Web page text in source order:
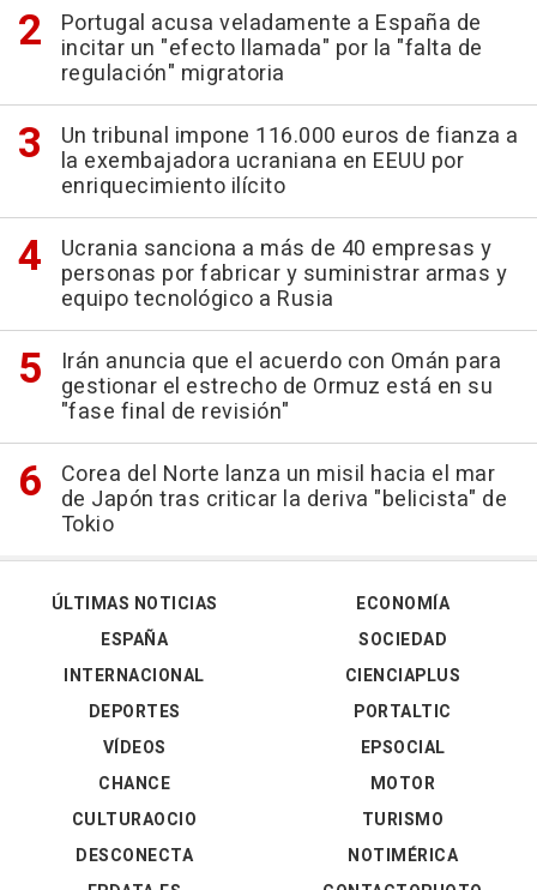
Portugal acusa veladamente a España de
incitar un "efecto llamada" por la "falta de
regulación" migratoria
Un tribunal impone 116.000 euros de fianza a
la exembajadora ucraniana en EEUU por
enriquecimiento ilícito
Ucrania sanciona a más de 40 empresas y
personas por fabricar y suministrar armas y
equipo tecnológico a Rusia
Irán anuncia que el acuerdo con Omán para
gestionar el estrecho de Ormuz está en su
"fase final de revisión"
Corea del Norte lanza un misil hacia el mar
de Japón tras criticar la deriva "belicista" de
Tokio
ÚLTIMAS NOTICIAS
ESPAÑA
INTERNACIONAL
DEPORTES
VÍDEOS
ECONOMÍA
SOCIEDAD
CIENCIAPLUS
PORTALTIC
EPSOCIAL
CHANCE
CULTURAOCIO
DESCONECTA
MOTOR
TURISMO
NOTIMÉRICA